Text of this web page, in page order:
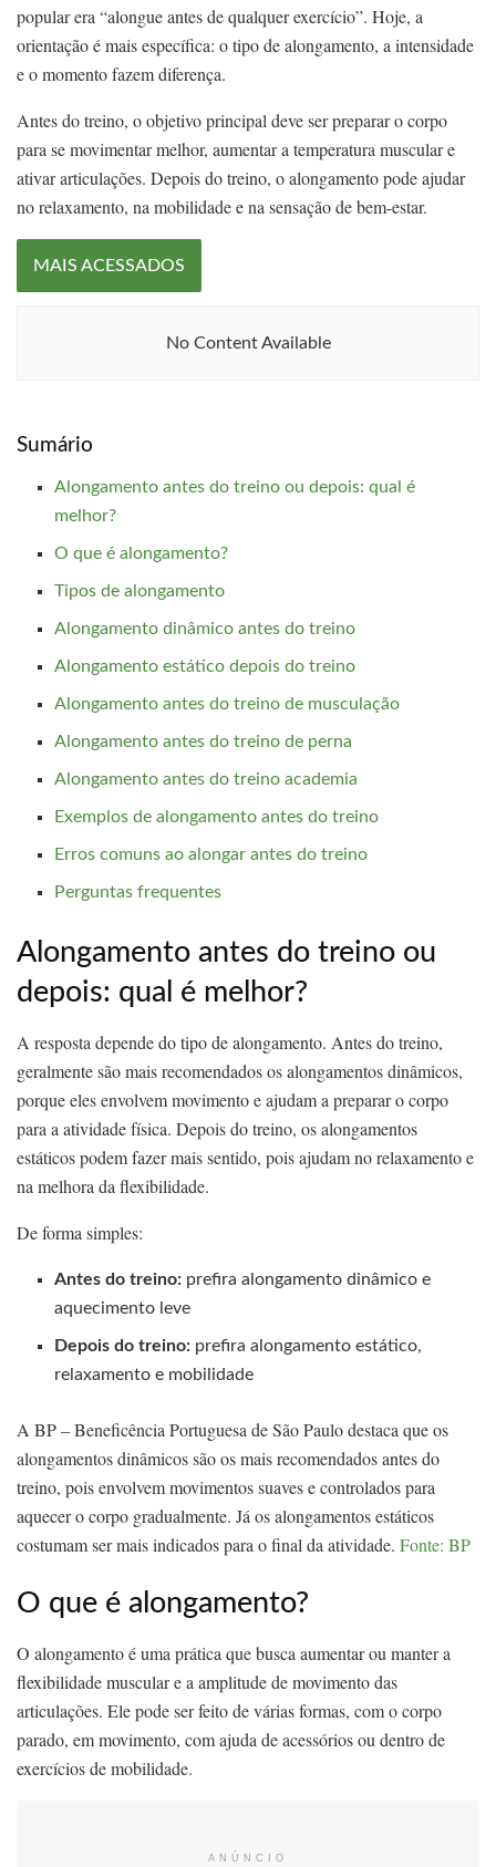
popular era “alongue antes de qualquer exercício”. Hoje, a
orientação é mais específica: o tipo de alongamento, a intensidade
e o momento fazem diferença.
Antes do treino, o objetivo principal deve ser preparar o corpo
para se movimentar melhor, aumentar a temperatura muscular e
ativar articulações. Depois do treino, o alongamento pode ajudar
no relaxamento, na mobilidade e na sensação de bem-estar.
MAIS ACESSADOS
No Content Available
Sumário
Alongamento antes do treino ou depois: qual é
melhor?
O que é alongamento?
Tipos de alongamento
Alongamento dinâmico antes do treino
Alongamento estático depois do treino
Alongamento antes do treino de musculação
Alongamento antes do treino de perna
Alongamento antes do treino academia
Exemplos de alongamento antes do treino
Erros comuns ao alongar antes do treino
Perguntas frequentes
Alongamento antes do treino ou
depois: qual é melhor?
A resposta depende do tipo de alongamento. Antes do treino,
geralmente são mais recomendados os alongamentos dinâmicos,
porque eles envolvem movimento e ajudam a preparar o corpo
para a atividade física. Depois do treino, os alongamentos
estáticos podem fazer mais sentido, pois ajudam no relaxamento e
na melhora da flexibilidade.
De forma simples:
Antes do treino: prefira alongamento dinâmico e
aquecimento leve
Depois do treino: prefira alongamento estático,
relaxamento e mobilidade
A BP – Beneficência Portuguesa de São Paulo destaca que os
alongamentos dinâmicos são os mais recomendados antes do
treino, pois envolvem movimentos suaves e controlados para
aquecer o corpo gradualmente. Já os alongamentos estáticos
costumam ser mais indicados para o final da atividade. Fonte: BP
O que é alongamento?
O alongamento é uma prática que busca aumentar ou manter a
flexibilidade muscular e a amplitude de movimento das
articulações. Ele pode ser feito de várias formas, com o corpo
parado, em movimento, com ajuda de acessórios ou dentro de
exercícios de mobilidade.
ANÚNCIO